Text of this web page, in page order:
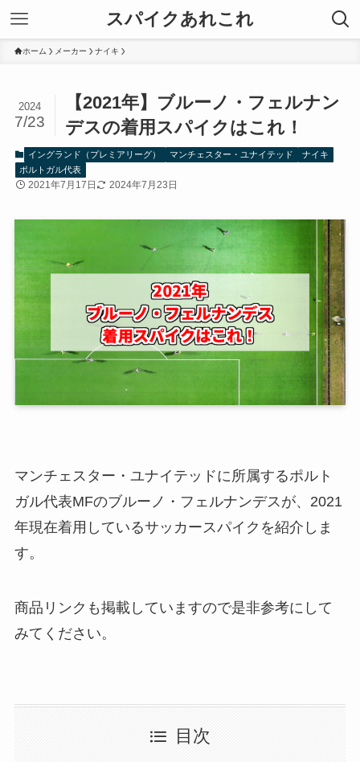
スパイクあれこれ
ホーム メーカー ナイキ
【2021年】ブルーノ・フェルナン
デスの着用スパイクはこれ！
2024
7/23
イングランド（プレミアリーグ） マンチェスター・ユナイテッド
ナイキ
ポルトガル代表
2021年7月17日 2024年7月23日
マンチェスター・ユナイテッドに所属するポルト
ガル代表MFのブルーノ・フェルナンデスが、2021
年現在着用しているサッカースパイクを紹介しま
す。
商品リンクも掲載していますので是非参考にして
みてください。
目次